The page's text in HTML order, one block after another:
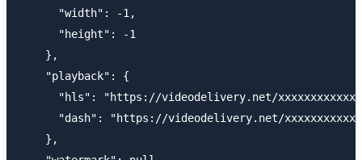
      "width": -1,
      "height": -1
    },
    "playback": {
"hls": "https://videodelivery.net/
"dash": "https://videodelivery.net/
    },